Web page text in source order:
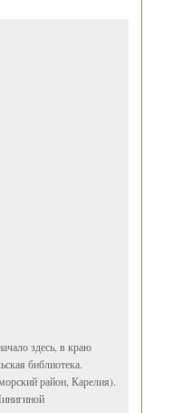
здесь, в краю
библиотека.
район, Карелия).